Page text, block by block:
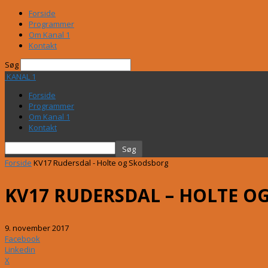
Forside
Programmer
Om Kanal 1
Kontakt
Søg
KANAL 1
Forside
Programmer
Om Kanal 1
Kontakt
Forside KV17 Rudersdal - Holte og Skodsborg
KV17 RUDERSDAL – HOLTE
9. november 2017
Facebook
Linkedin
X